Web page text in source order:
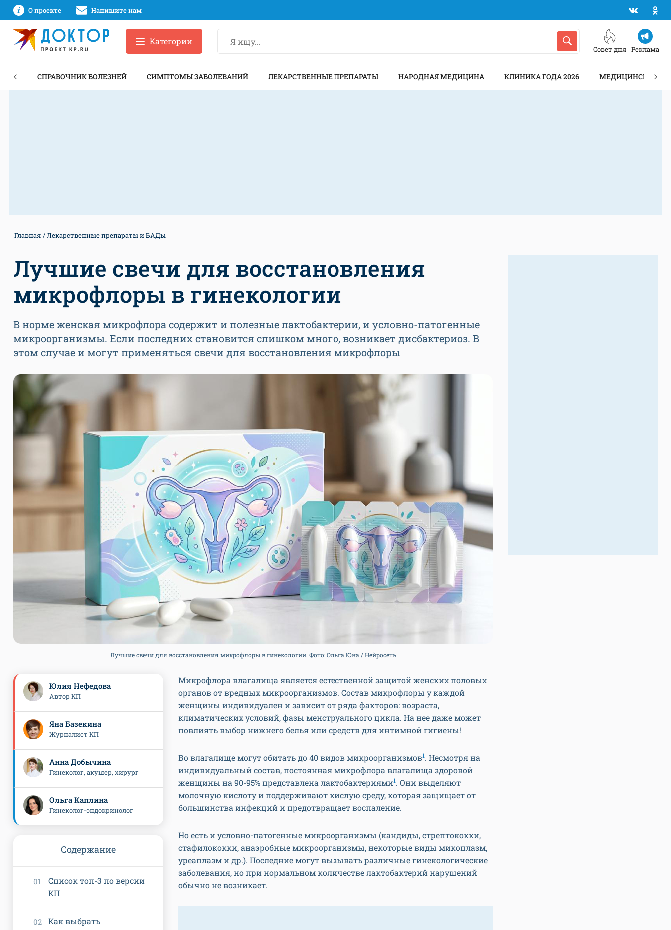
О проекте Напишите нам
Совет дня Реклама
Категории
СПРАВОЧНИК БОЛЕЗНЕЙ СИМПТОМЫ ЗАБОЛЕВАНИЙ ЛЕКАРСТВЕННЫЕ ПРЕПАРАТЫ НАРОДНАЯ МЕДИЦИНА КЛИНИКА ГОДА 2026 МЕДИЦИНСКИЕ
Главная Лекарственные препараты и БАДы
Лучшие свечи для восстановления
микрофлоры в гинекологии
В норме женская микрофлора содержит и полезные лактобактерии, и условно-патогенные
микроорганизмы. Если последних становится слишком много, возникает дисбактериоз. В
этом случае и могут применяться свечи для восстановления микрофлоры
Лучшие свечи для восстановления микрофлоры в гинекологии. Фото: Ольга Юна / Нейросеть
Микрофлора влагалища является естественной защитой женских половых
органов от вредных микроорганизмов. Состав микрофлоры у каждой
женщины индивидуален и зависит от ряда факторов: возраста,
климатических условий, фазы менструального цикла. На нее даже может
повлиять выбор нижнего белья или средств для интимной гигиены!
Во влагалище могут обитать до 40 видов микроорганизмов1. Несмотря на
индивидуальный состав, постоянная микрофлора влагалища здоровой
женщины на 90-95% представлена лактобактериями1. Они выделяют
молочную кислоту и поддерживают кислую среду, которая защищает от
большинства инфекций и предотвращает воспаление.
Но есть и условно-патогенные микроорганизмы (кандиды, стрептококки,
стафилококки, анаэробные микроорганизмы, некоторые виды микоплазм,
уреаплазм и др.). Последние могут вызывать различные гинекологические
заболевания, но при нормальном количестве лактобактерий нарушений
обычно не возникает.
Юлия Нефедова
Автор КП
Яна Базекина
Журналист КП
Анна Добычина
Гинеколог, акушер, хирург
Ольга Каплина
Гинеколог-эндокринолог
Содержание
Список топ-3 по версии
КП
Как выбрать